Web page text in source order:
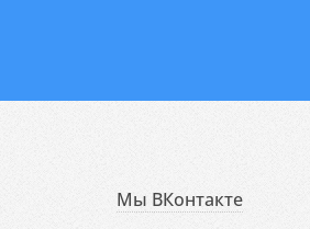
Мы ВКонтакте